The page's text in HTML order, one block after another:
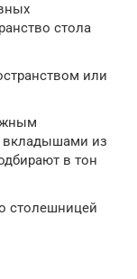
стола
или
вкладышами из
в тон
столешницей